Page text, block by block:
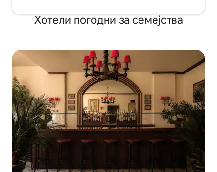
Хотели погодни за семејства